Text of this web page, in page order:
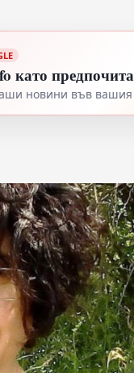
като
новини във вашия